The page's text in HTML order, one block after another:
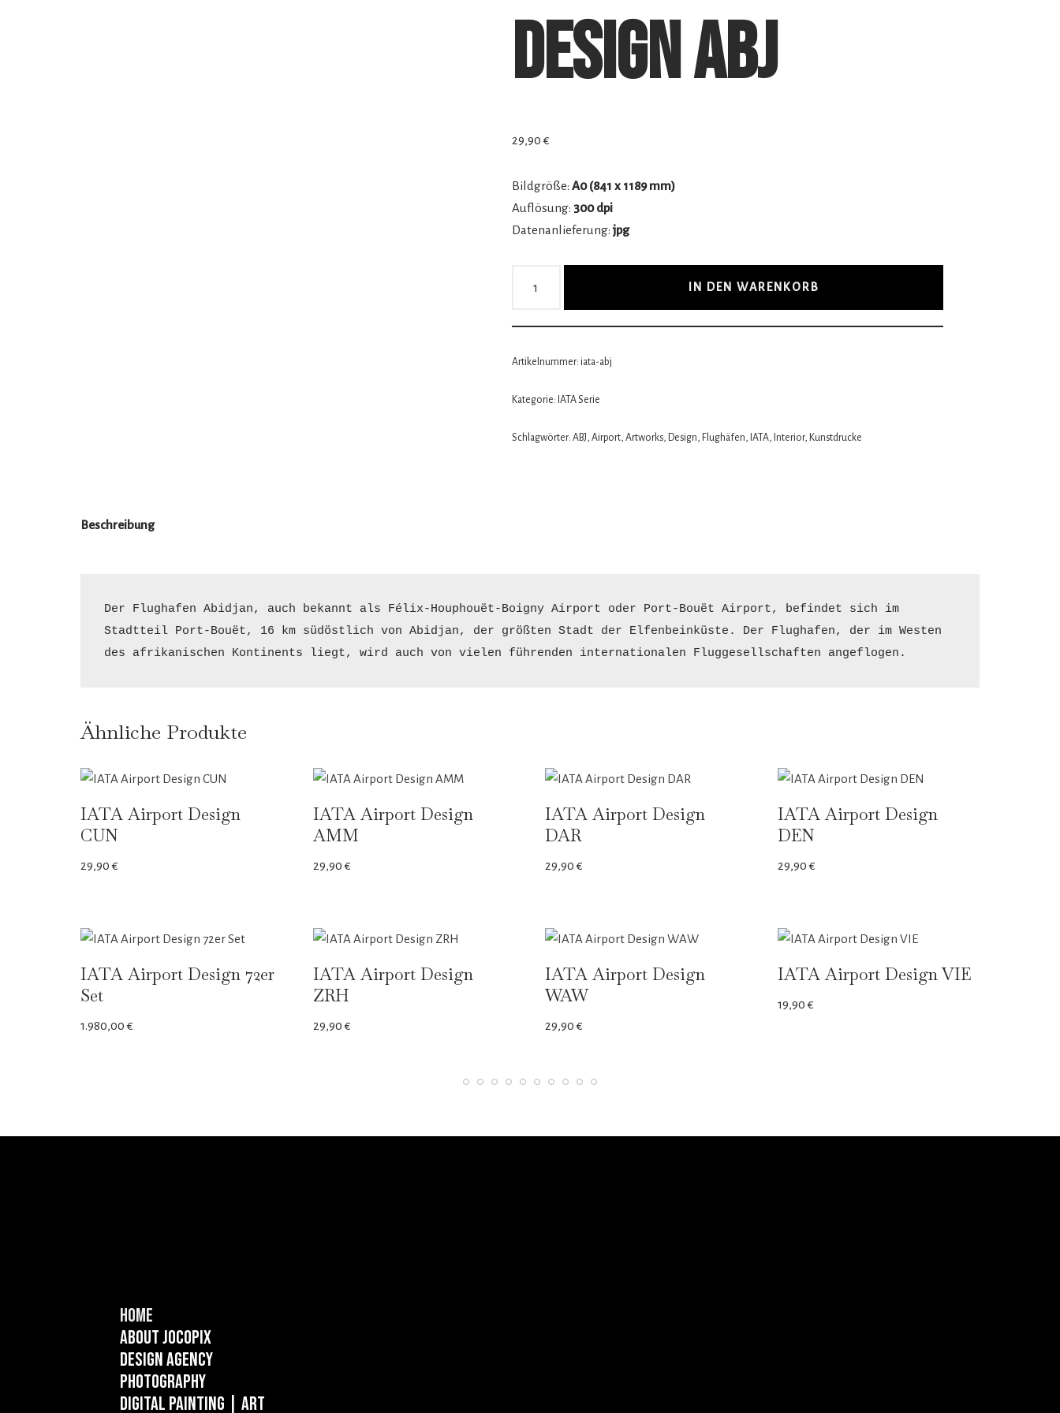
Design ABJ
29,90€
Bildgröße:A0 (841 x 1189 mm)
Auflösung: 300 dpi
Datenanlieferung:jpg
IN DEN WARENKORB
Artikelnummer: iata-abj
Kategorie: IATA Serie
Schlagwörter:ABJ,Airport,Artworks, Design, Flughäfen, IATA, Interior, Kunstdrucke
Beschreibung
Der Flughafen Abidjan, auch bekannt als Félix-Houphouët-Boigny Airport oder Port-Bouët Airport, befindet sich im
Stadtteil Port-Bouët, 16 km südöstlich von Abidjan, der größten Stadt der Elfenbeinküste. Der Flughafen, der im Westen
des afrikanischen Kontinents liegt, wird auch von vielen führenden internationalen Fluggesellschaften angeflogen.
Ähnliche Produkte
IATA Airport Design
CUN
29,90€
IATA Airport Design
AMM
29,90€
IATA Airport Design
DAR
29,90€
IATA Airport Design
DEN
29,90€
IATA Airport Design 72er
Set
1.980,00€
IATA Airport Design
ZRH
29,90€
IATA Airport Design
WAW
29,90€
IATA Airport Design VIE
19,90€
Home
About Jocopix
Design Agency
Photography
Digital Painting | ART